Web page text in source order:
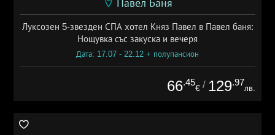
Павел Баня
Луксозен 5-звезден СПА хотел Княз Павел в Павел баня:
Нощувка със закуска и вечеря
Дата: 17.07 - 22.12 + полупансион
66.45
€ / 129.97
лв.